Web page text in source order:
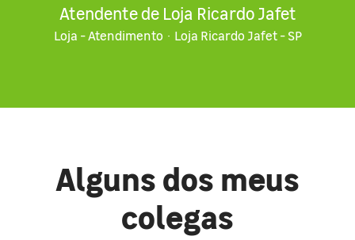
Atendente de Loja Ricardo Jafet
Loja - Atendimento · Loja Ricardo Jafet - SP
Alguns dos meus
colegas